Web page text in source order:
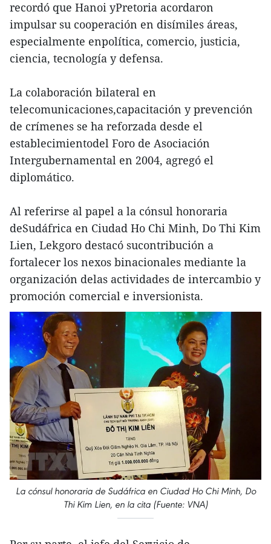
recordó que Hanoi yPretoria acordaron
impulsar su cooperación en disímiles áreas,
especialmente enpolítica, comercio, justicia,
ciencia, tecnología y defensa.
La colaboración bilateral en
telecomunicaciones,capacitación y prevención
de crímenes se ha reforzada desde el
establecimientodel Foro de Asociación
Intergubernamental en 2004, agregó el
diplomático.
Al referirse al papel a la cónsul honoraria
deSudáfrica en Ciudad Ho Chi Minh, Do Thi Kim
Lien, Lekgoro destacó sucontribución a
fortalecer los nexos binacionales mediante la
organización delas actividades de intercambio y
promoción comercial e inversionista.
La cónsul honoraria de Sudáfrica en Ciudad Ho Chi Minh, Do
Thi Kim Lien, en la cita (Fuente: VNA)